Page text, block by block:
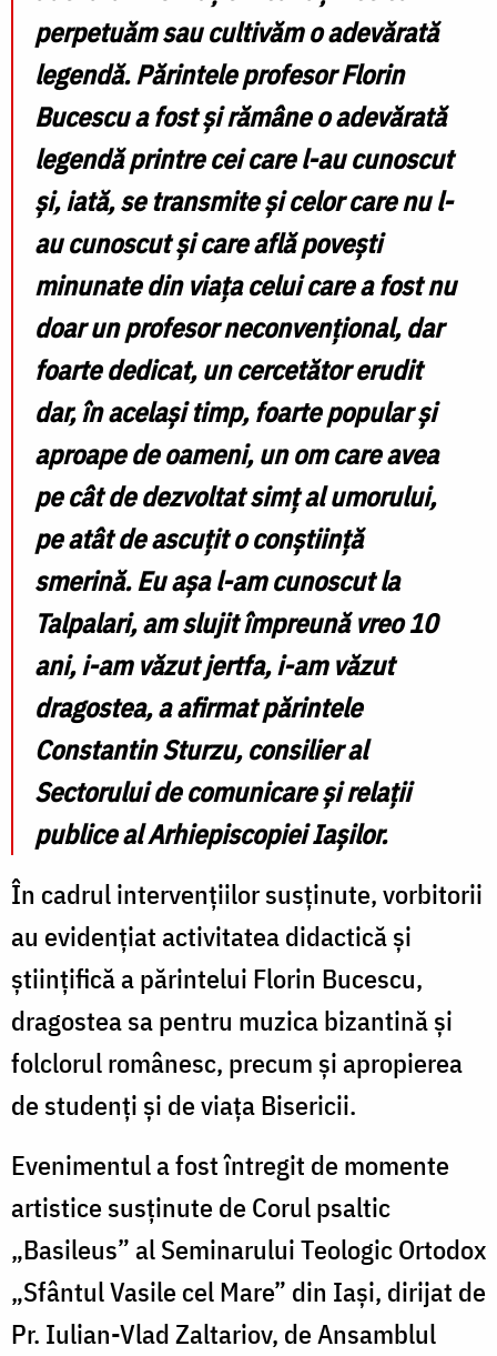
perpetuăm sau cultivăm o adevărată
legendă. Părintele profesor Florin
Bucescu a fost și rămâne o adevărată
legendă printre cei care l-au cunoscut
și, iată, se transmite și celor care nu l-
au cunoscut și care află povești
minunate din viața celui care a fost nu
doar un profesor neconvențional, dar
foarte dedicat, un cercetător erudit
dar, în același timp, foarte popular și
aproape de oameni, un om care avea
pe cât de dezvoltat simț al umorului,
pe atât de ascuțit o conștiință
smerină. Eu așa l-am cunoscut la
Talpalari, am slujit împreună vreo 10
ani, i-am văzut jertfa, i-am văzut
dragostea, a afirmat părintele
Constantin Sturzu, consilier al
Sectorului de comunicare și relații
publice al Arhiepiscopiei Iașilor.
În cadrul intervențiilor susținute, vorbitorii
au evidențiat activitatea didactică și
științifică a părintelui Florin Bucescu,
dragostea sa pentru muzica bizantină și
folclorul românesc, precum și apropierea
de studenți și de viața Bisericii.
Evenimentul a fost întregit de momente
artistice susținute de Corul psaltic
„Basileus” al Seminarului Teologic Ortodox
„Sfântul Vasile cel Mare” din Iași, dirijat de
Pr. Iulian-Vlad Zaltariov, de Ansamblul